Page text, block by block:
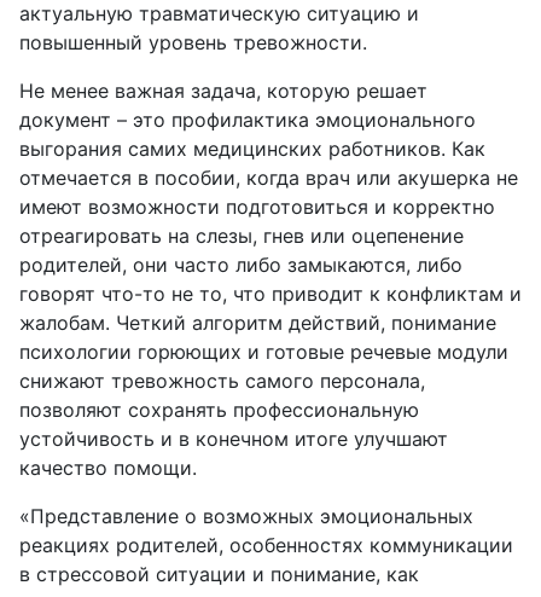
актуальную травматическую ситуацию и
повышенный уровень тревожности.
Не менее важная задача, которую решает
документ – это профилактика эмоционального
выгорания самих медицинских работников. Как
отмечается в пособии, когда врач или акушерка не
имеют возможности подготовиться и корректно
отреагировать на слезы, гнев или оцепенение
родителей, они часто либо замыкаются, либо
говорят что-то не то, что приводит к конфликтам и
жалобам. Четкий алгоритм действий, понимание
психологии горюющих и готовые речевые модули
снижают тревожность самого персонала,
позволяют сохранять профессиональную
устойчивость и в конечном итоге улучшают
качество помощи.
«Представление о возможных эмоциональных
реакциях родителей, особенностях коммуникации
в стрессовой ситуации и понимание, как